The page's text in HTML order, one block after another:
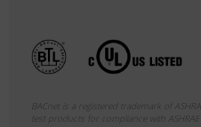
BACnet is a registered trademark of
test products for compliance with